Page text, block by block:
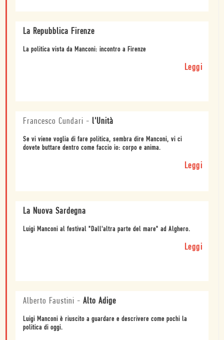
La Repubblica Firenze
La politica vista da Manconi: incontro a Firenze
Leggi
Francesco Cundari - l'Unità
Se vi viene voglia di fare politica, sembra dire Manconi, vi ci
dovete buttare dentro come faccio io: corpo e anima.
Leggi
La Nuova Sardegna
Luigi Manconi al festival "Dall'altra parte del mare" ad Alghero.
Leggi
Alberto Faustini - Alto Adige
Luigi Manconi è riuscito a guardare e descrivere come pochi la
politica di oggi.